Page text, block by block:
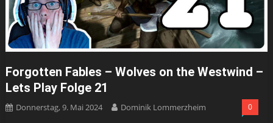
Forgotten Fables – Wolves on the Westwind –
Lets Play Folge 21
Donnerstag, 9. Mai 2024 Dominik Lommerzheim 0